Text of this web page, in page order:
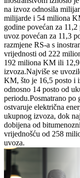
na izvoz odnosila
milijarde i 54 miliona
godine povećan za
uvoz povećan za 11,3
razmjene RS-a s
vrijednosti od 222
192 miliona KM ili 12,9
izvoza.Najviše se
KM, što je 16,5 posto i
odnosno 14 posto od
periodu.Posmatrano po
ostvaruje električna
ukupnog izvoza, dok
dobijena od
vrijednošću od 258
uvoza.